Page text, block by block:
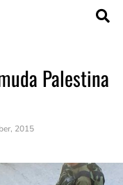
Palestina
2015